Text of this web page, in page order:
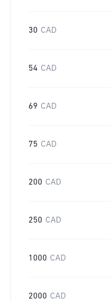
30 CAD
54 CAD
69 CAD
75 CAD
200 CAD
250 CAD
1000 CAD
2000 CAD